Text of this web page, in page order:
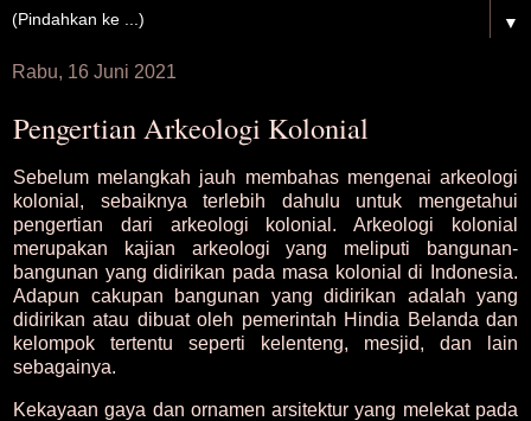
▼
Rabu, 16 Juni 2021
Pengertian Arkeologi Kolonial
Sebelum melangkah jauh membahas mengenai arkeologi
kolonial, sebaiknya terlebih dahulu untuk mengetahui
pengertian dari arkeologi kolonial. Arkeologi kolonial
merupakan kajian arkeologi yang meliputi bangunan-
bangunan yang didirikan pada masa kolonial di Indonesia.
Adapun cakupan bangunan yang didirikan adalah yang
didirikan atau dibuat oleh pemerintah Hindia Belanda dan
kelompok tertentu seperti kelenteng, mesjid, dan lain
sebagainya.
Kekayaan gaya dan ornamen arsitektur yang melekat pada